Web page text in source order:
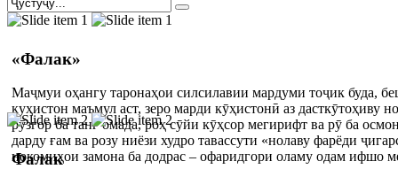
«Фалак»
Маҷмуи оҳангу таронаҳои силсилавии мардуми тоҷик буда,
куҳистон маъмул аст, зеро марди кӯҳистонӣ аз дасткӯтоҳиву
рӯзгор ба танг омада, роҳ сӯйи кӯҳсор мегирифт ва рӯ ба
дарду ғам ва розу ниёзи худро тавассути «нолаву фарёди
нокомиҳои замона ба додрас – офаридгори оламу одам ифшо
Фалак